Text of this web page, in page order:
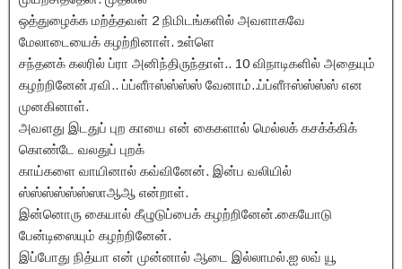
ஒத்துழைக்க மற்த்தவள் 2 நிமிடங்களில் அவளாகவே
மேலாடையைக் கழற்றினாள். உள்ளெ
சந்தனக் கலரில் ப்ரா அனிந்திருந்தாள்.. 10 விநாடிகளில் அதையும்
கழற்றினேன்.ரவி.. ப்ப்ளீஈஸ்ஸ்ஸ்ஸ் வேனாம்..ப்ப்ளீஈஸ்ஸ்ஸ்ஸ் என
முனகினாள்.
அவளது இடதுப் புற காயை என் கைகளால் மெல்லக் கசக்க்கிக்
கொண்டே வலதுப் புறக்
காய்களை வாயினால் கவ்வினேன். இன்ப வலியில்
ஸ்ஸ்ஸ்ஸ்ஸ்ஸ்ஸாஆஆ என்றாள்.
இன்னொரு கையால் கீழுடுப்பைக் கழற்றினேன்.கையோடு
பேன்டிஸையும் கழற்றினேன்.
இப்போது நித்யா என் முன்னால் ஆடை இல்லாமல்.ஐ லவ் யூ